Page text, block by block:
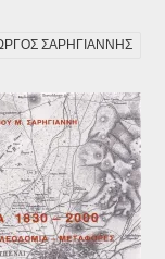
ΣΑΡΗΓΙΑΝΝΗΣ